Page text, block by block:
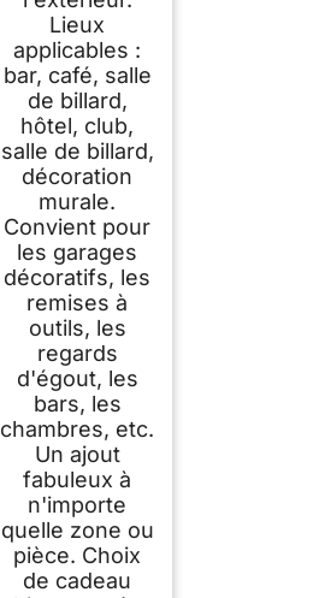
Lieux
applicables :
bar, café, salle
de billard,
hôtel, club,
salle de billard,
décoration
murale.
Convient pour
les garages
décoratifs, les
remises à
outils, les
regards
d'égout, les
bars, les
chambres, etc.
Un ajout
fabuleux à
n'importe
quelle zone ou
pièce. Choix
de cadeau